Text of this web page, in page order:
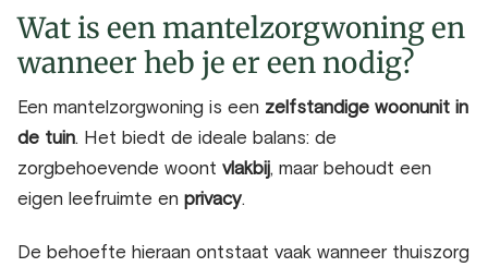
Wat is een mantelzorgwoning en
wanneer heb je er een nodig?
Een mantelzorgwoning is een zelfstandige woonunit in
de tuin. Het biedt de ideale balans: de
zorgbehoevende woont vlakbij, maar behoudt een
eigen leefruimte en privacy.
De behoefte hieraan ontstaat vaak wanneer thuiszorg